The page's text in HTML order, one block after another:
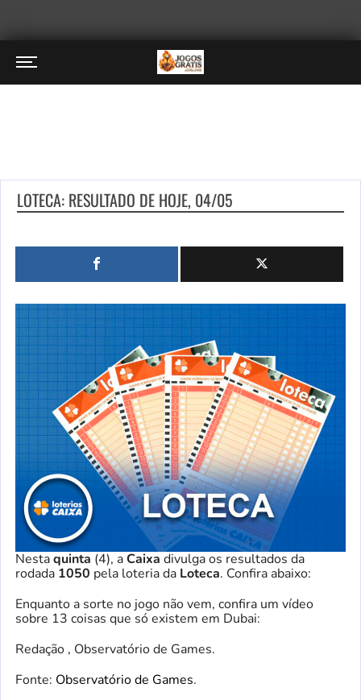
LOTECA: RESULTADO DE HOJE, 04/05
Nestaquinta (4), aCaixa divulga os resultados da
rodada 1050 pela loteria da Loteca. Confira abaixo:
Enquanto a sorte no jogo não vem, confira um vídeo
sobre 13 coisas que só existem em Dubai:
Redação , Observatório de Games.
Fonte: Observatório de Games.